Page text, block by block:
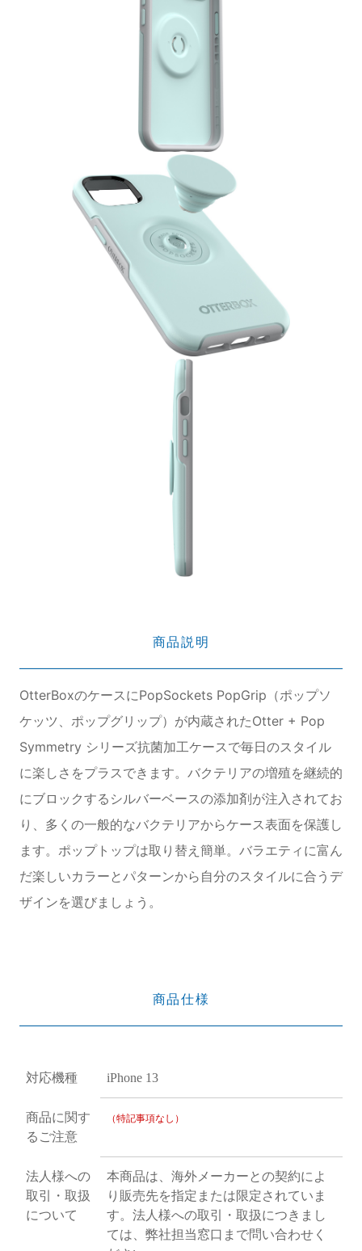
商品説明
OtterBoxのケースにPopSockets PopGrip（ポップソ
ケッツ、ポップグリップ）が内蔵されたOtter + Pop
Symmetry シリーズ抗菌加工ケースで毎日のスタイル
に楽しさをプラスできます。バクテリアの増殖を継続的
にブロックするシルバーベースの添加剤が注入されてお
り、多くの一般的なバクテリアからケース表面を保護し
ます。ポップトップは取り替え簡単。バラエティに富ん
だ楽しいカラーとパターンから自分のスタイルに合うデ
ザインを選びましょう。
商品仕様
対応機種 iPhone 13
商品に関す
るご注意
（特記事項なし）
法人様への
取引・取扱
について
本商品は、海外メーカーとの契約によ
り販売先を指定または限定されていま
す。法人様への取引・取扱につきまし
ては、弊社担当窓口まで問い合わせく